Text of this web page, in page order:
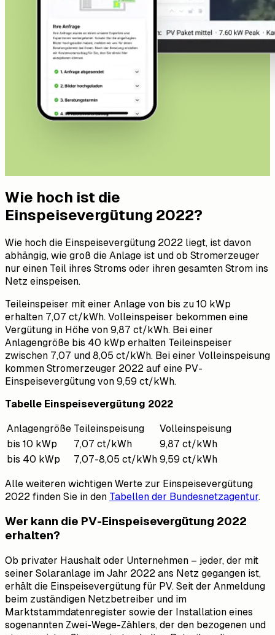
Wie hoch ist die
Einspeisevergütung 2022?
Wie hoch die Einspeisevergütung 2022 liegt, ist davon
abhängig, wie groß die Anlage ist und ob Stromerzeuger
nur einen Teil ihres Stroms oder ihren gesamten Strom ins
Netz einspeisen.
Teileinspeiser mit einer Anlage von bis zu 10 kWp
erhalten 7,07 ct/kWh. Volleinspeiser bekommen eine
Vergütung in Höhe von 9,87 ct/kWh. Bei einer
Anlagengröße bis 40 kWp erhalten Teileinspeiser
zwischen 7,07 und 8,05 ct/kWh. Bei einer Volleinspeisung
kommen Stromerzeuger 2022 auf eine PV-
Einspeisevergütung von 9,59 ct/kWh.
Tabelle Einspeisevergütung 2022
Anlagengröße Teileinspeisung
Volleinspeisung
bis 10 kWp
7,07 ct/kWh
9,87 ct/kWh
bis 40 kWp
7,07-8,05 ct/kWh 9,59 ct/kWh
Alle weiteren wichtigen Werte zur Einspeisevergütung
2022 finden Sie in den Tabellen der Bundesnetzagentur.
Wer kann die PV-Einspeisevergütung 2022
erhalten?
Ob privater Haushalt oder Unternehmen – jeder, der mit
seiner Solaranlage im Jahr 2022 ans Netz gegangen ist,
erhält die Einspeisevergütung für PV. Seit der Anmeldung
beim zuständigen Netzbetreiber und im
Marktstammdatenregister sowie der Installation eines
sogenannten Zwei-Wege-Zählers, der den bezogenen und